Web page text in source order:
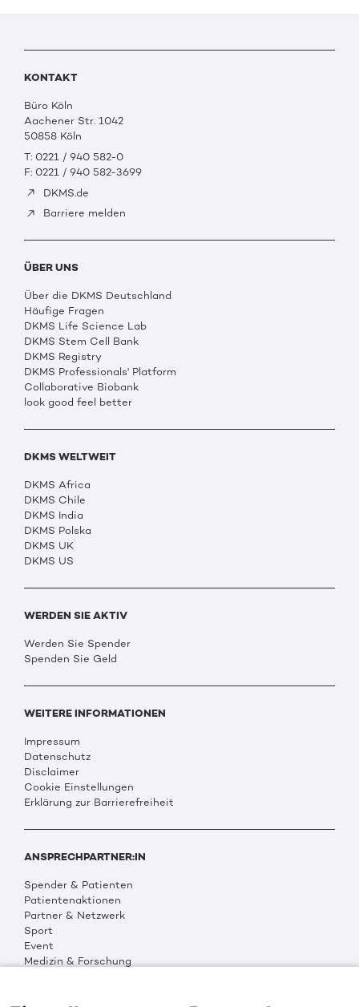
KONTAKT
Büro Köln
Aachener Str. 1042
50858 Köln
T: 0221 / 940 582-0
F: 0221 / 940 582-3699
DKMS.de
Barriere melden
ÜBER UNS
Über die DKMS Deutschland
Häufige Fragen
DKMS Life Science Lab
DKMS Stem Cell Bank
DKMS Registry
DKMS Professionals' Platform
Collaborative Biobank
look good feel better
DKMS WELTWEIT
DKMS Africa
DKMS Chile
DKMS India
DKMS Polska
DKMS UK
DKMS US
WERDEN SIE AKTIV
Werden Sie Spender
Spenden Sie Geld
WEITERE INFORMATIONEN
Impressum
Datenschutz
Disclaimer
Cookie Einstellungen
Erklärung zur Barrierefreiheit
ANSPRECHPARTNER:IN
Spender & Patienten
Patientenaktionen
Partner & Netzwerk
Sport
Event
Medizin & Forschung